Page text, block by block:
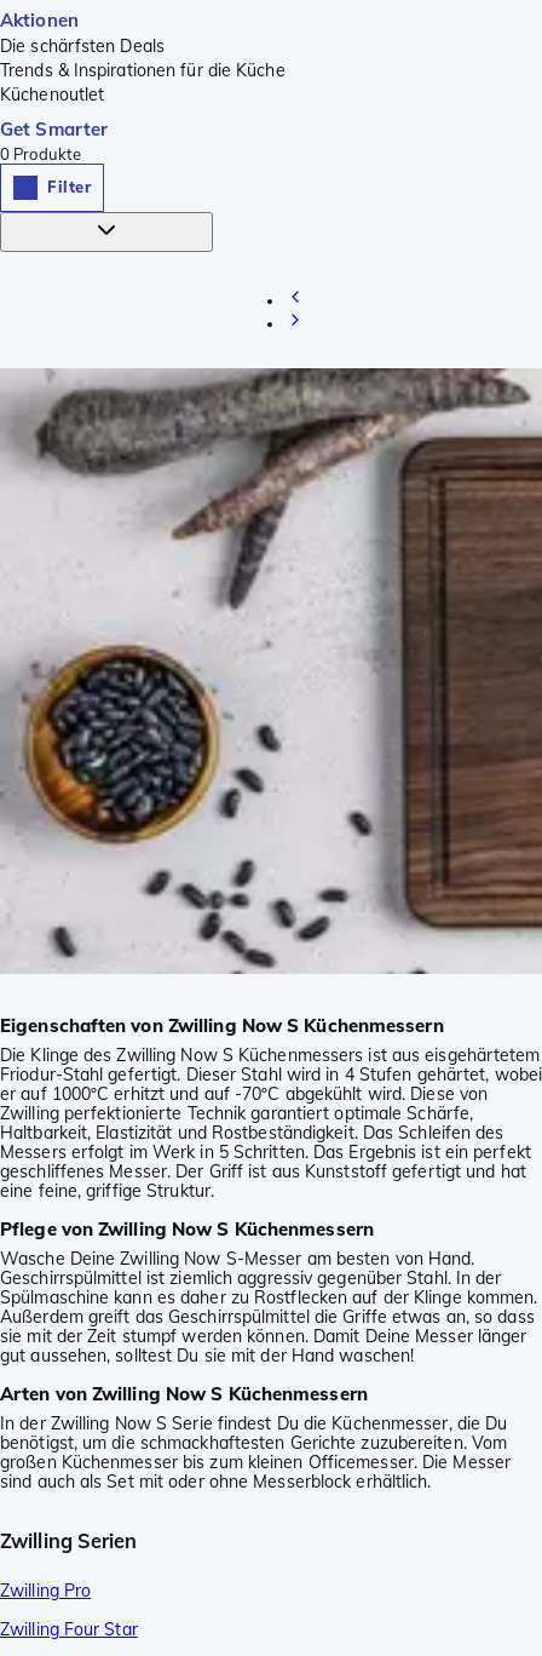
Aktionen
Die schärfsten Deals
Trends & Inspirationen für die Küche
Küchenoutlet
Get Smarter
0 Produkte
Filter
Eigenschaften von Zwilling Now S Küchenmessern
Die Klinge des Zwilling Now S Küchenmessers ist aus eisgehärtetem
Friodur-Stahl gefertigt. Dieser Stahl wird in 4 Stufen gehärtet, wobei
er auf 1000ºC erhitzt und auf -70ºC abgekühlt wird. Diese von
Zwilling perfektionierte Technik garantiert optimale Schärfe,
Haltbarkeit, Elastizität und Rostbeständigkeit. Das Schleifen des
Messers erfolgt im Werk in 5 Schritten. Das Ergebnis ist ein perfekt
geschliffenes Messer. Der Griff ist aus Kunststoff gefertigt und hat
eine feine, griffige Struktur.
Pflege von Zwilling Now S Küchenmessern
Wasche Deine Zwilling Now S-Messer am besten von Hand.
Geschirrspülmittel ist ziemlich aggressiv gegenüber Stahl. In der
Spülmaschine kann es daher zu Rostflecken auf der Klinge kommen.
Außerdem greift das Geschirrspülmittel die Griffe etwas an, so dass
sie mit der Zeit stumpf werden können. Damit Deine Messer länger
gut aussehen, solltest Du sie mit der Hand waschen!
Arten von Zwilling Now S Küchenmessern
In der Zwilling Now S Serie findest Du die Küchenmesser, die Du
benötigst, um die schmackhaftesten Gerichte zuzubereiten. Vom
großen Küchenmesser bis zum kleinen Officemesser. Die Messer
sind auch als Set mit oder ohne Messerblock erhältlich.
Zwilling Serien
Zwilling Pro
Zwilling Four Star